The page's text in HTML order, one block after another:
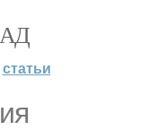
статьи